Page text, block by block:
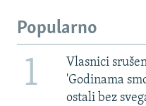
Popularno
1
Vlasnici
'Godinama
ostali bez